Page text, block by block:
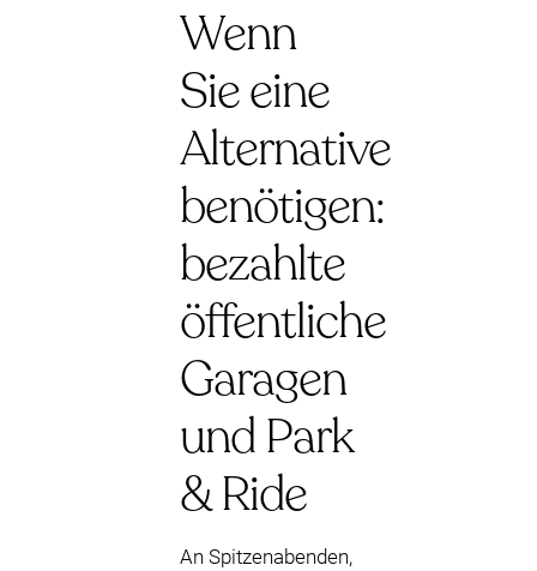
Wenn
Sie eine
Alternative
benötigen:
bezahlte
öffentliche
Garagen
und Park
& Ride
An Spitzenabenden,